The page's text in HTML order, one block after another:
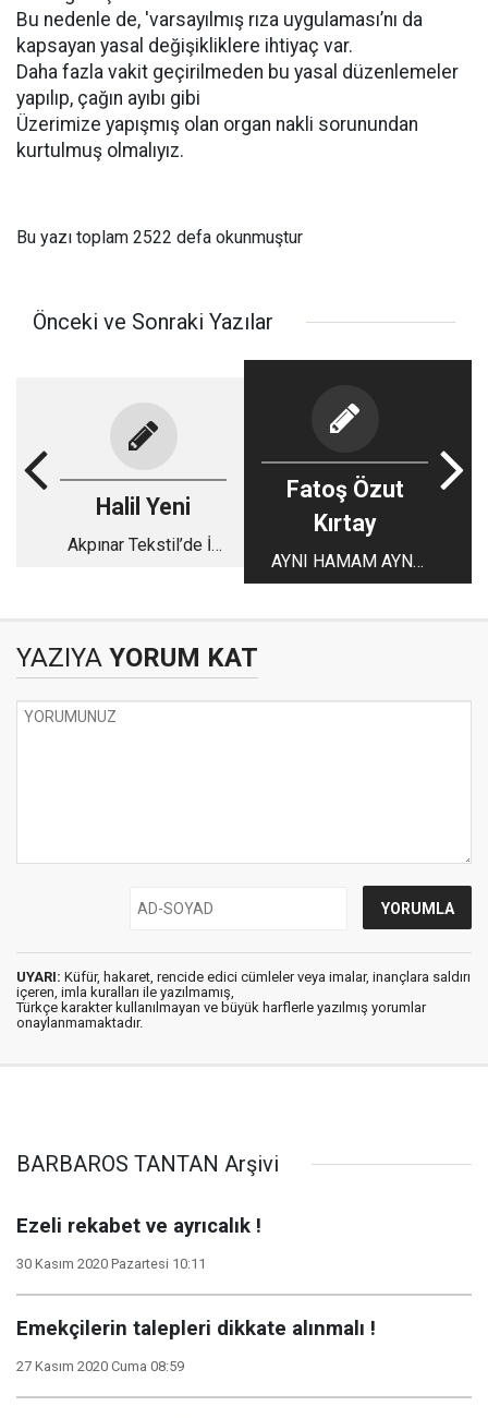
Bu nedenle de, 'varsayılmış rıza uygulaması’nı da
kapsayan yasal değişikliklere ihtiyaç var.
Daha fazla vakit geçirilmeden bu yasal düzenlemeler
yapılıp, çağın ayıbı gibi
Üzerimize yapışmış olan organ nakli sorunundan
kurtulmuş olmalıyız.
Bu yazı toplam 2522 defa okunmuştur
Önceki ve Sonraki Yazılar
Halil Yeni
Akpınar Tekstil’de İş
Fatoş Özut
Kırtay
AYNI HAMAM AYNI
TAS
YAZIYA YORUM KAT
UYARI: Küfür, hakaret, rencide edici cümleler veya imalar, inançlara saldırı
içeren, imla kuralları ile yazılmamış,
Türkçe karakter kullanılmayan ve büyük harflerle yazılmış yorumlar
onaylanmamaktadır.
BARBAROS TANTAN Arşivi
Ezeli rekabet ve ayrıcalık !
30 Kasım 2020 Pazartesi 10:11
Emekçilerin talepleri dikkate alınmalı !
27 Kasım 2020 Cuma 08:59